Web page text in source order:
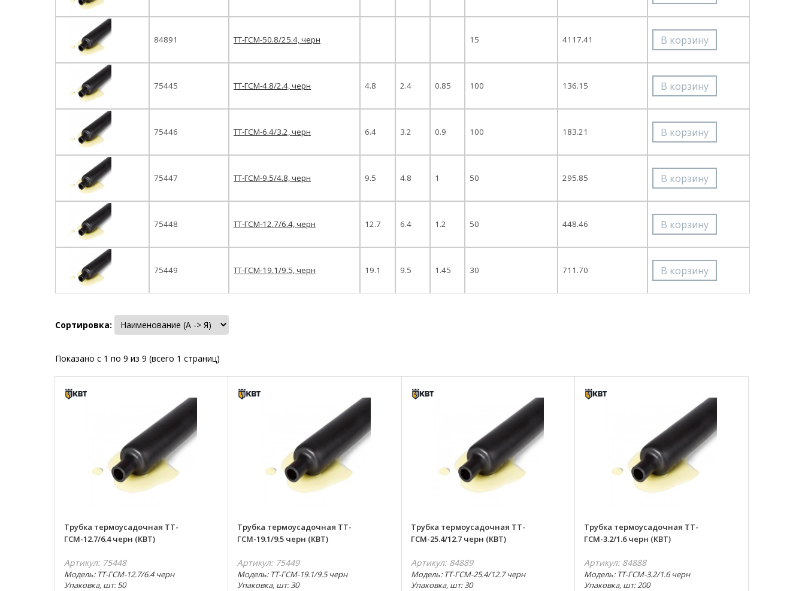
84891 ТТ-ГСМ-50.8/25.4, черн 15 4117.41
75445 ТТ-ГСМ-4.8/2.4, черн 4.8 2.4 0.85 100 136.15
75446 ТТ-ГСМ-6.4/3.2, черн 6.4 3.2 0.9 100 183.21
75447 ТТ-ГСМ-9.5/4.8, черн 9.5 4.8 1 50 295.85
75448 ТТ-ГСМ-12.7/6.4, черн 12.7 6.4 1.2 50 448.46
75449 ТТ-ГСМ-19.1/9.5, черн 19.1 9.5 1.45 30 711.70
Сортировка:
Показано с 1 по 9 из 9 (всего 1 страниц)
Трубка термоусадочная ТТ-
ГСМ-12.7/6.4 черн (КВТ)
Артикул: 75448
Модель: ТТ-ГСМ-12.7/6.4 черн
Упаковка, шт: 50
Трубка термоусадочная ТТ-
ГСМ-19.1/9.5 черн (КВТ)
Артикул: 75449
Модель: ТТ-ГСМ-19.1/9.5 черн
Упаковка, шт: 30
Трубка термоусадочная ТТ-
ГСМ-25.4/12.7 черн (КВТ)
Артикул: 84889
Модель: ТТ-ГСМ-25.4/12.7 черн
Упаковка, шт: 30
Трубка термоусадочная ТТ-
ГСМ-3.2/1.6 черн (КВТ)
Артикул: 84888
Модель: ТТ-ГСМ-3.2/1.6 черн
Упаковка, шт: 200